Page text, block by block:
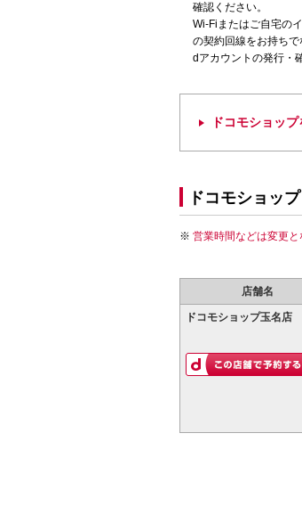
確認ください。
Wi-Fiまたはご自宅の
の契約回線をお持ちで
dアカウントの発行・
ドコモショッ
ドコモショップ
営業時間などは変更
店舗名
ドコモショップ玉名店